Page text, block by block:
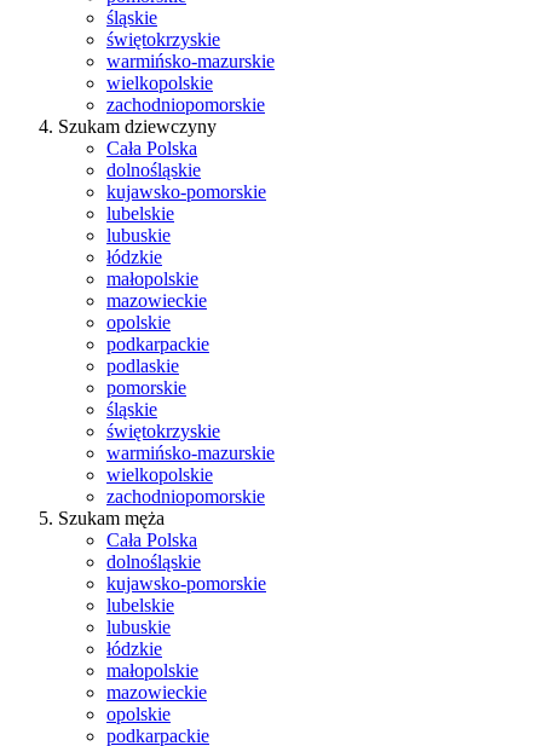
śląskie
świętokrzyskie
warmińsko-mazurskie
wielkopolskie
zachodniopomorskie
Szukam dziewczyny
Cała Polska
dolnośląskie
kujawsko-pomorskie
lubelskie
lubuskie
łódzkie
małopolskie
mazowieckie
opolskie
podkarpackie
podlaskie
pomorskie
śląskie
świętokrzyskie
warmińsko-mazurskie
wielkopolskie
zachodniopomorskie
Szukam męża
Cała Polska
dolnośląskie
kujawsko-pomorskie
lubelskie
lubuskie
łódzkie
małopolskie
mazowieckie
opolskie
podkarpackie